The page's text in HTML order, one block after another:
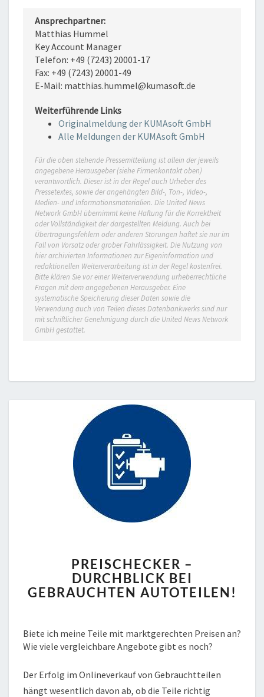
Ansprechpartner:
Matthias Hummel
Key Account Manager
Telefon: +49 (7243) 20001-17
Fax: +49 (7243) 20001-49
E-Mail: matthias.hummel@kumasoft.de
Weiterführende Links
Originalmeldung der KUMAsoft GmbH
Alle Meldungen der KUMAsoft GmbH
Für die oben stehende Pressemitteilung ist allein der jeweils
angegebene Herausgeber (siehe Firmenkontakt oben)
verantwortlich. Dieser ist in der Regel auch Urheber des
Pressetextes, sowie der angehängten Bild-, Ton-, Video-,
Medien- und Informationsmaterialien. Die United News
Network GmbH übernimmt keine Haftung für die Korrektheit
oder Vollständigkeit der dargestellten Meldung. Auch bei
Übertragungsfehlern oder anderen Störungen haftet sie nur im
Fall von Vorsatz oder grober Fahrlässigkeit. Die Nutzung von
hier archivierten Informationen zur Eigeninformation und
redaktionellen Weiterverarbeitung ist in der Regel kostenfrei.
Bitte klären Sie vor einer Weiterverwendung urheberrechtliche
Fragen mit dem angegebenen Herausgeber. Eine
systematische Speicherung dieser Daten sowie die
Verwendung auch von Teilen dieses Datenbankwerks sind nur
mit schriftlicher Genehmigung durch die United News Network
GmbH gestattet.
–
DURCHBLICK
BEI
PREISCHECKER –
DURCHBLICK BEI
GEBRAUCHTEN AUTOTEILEN!
Biete ich meine Teile mit marktgerechten Preisen an?
Wie viele vergleichbare Angebote gibt es noch?
Der Erfolg im Onlineverkauf von Gebrauchtteilen
hängt wesentlich davon ab, ob die Teile richtig